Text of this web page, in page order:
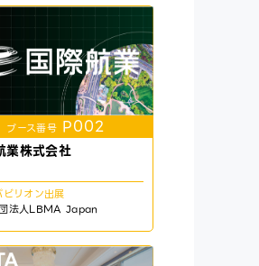
ブース番号P002
業株式会社
リオン出展
法人LBMA Japan